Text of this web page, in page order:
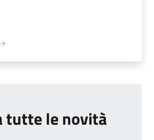
tutte le novità